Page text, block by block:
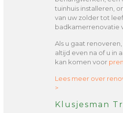
tuinhuis installeren,
van uw zolder tot
badkamerrenovatie
Als u gaat
altijd even na of u in
kan komen voor
Lees meer over
>
Klusjesman